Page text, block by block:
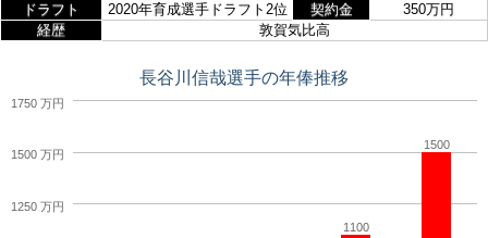
ドラフト
2020年育成選手ドラフト2位 契約金
350万円
経歴
敦賀気比高
長谷川信哉選手の年俸推移
1100
1500
1250 万円
1500 万円
1750 万円